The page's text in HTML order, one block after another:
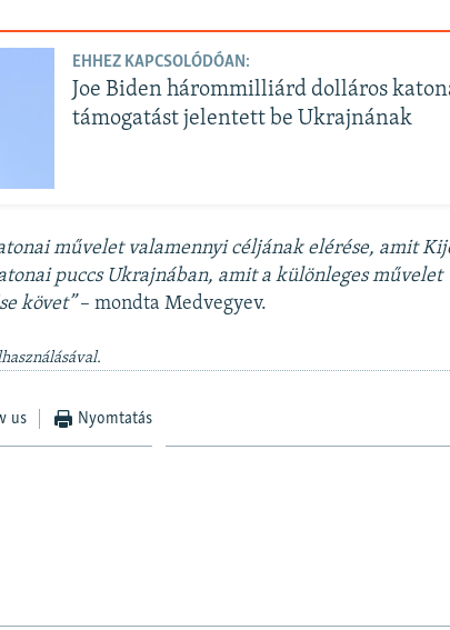
EHHEZ KAPCSOLÓDÓAN:
Joe Biden hárommilliárd dolláros
támogatást jelentett be Ukrajnának
művelet valamennyi céljának elérése, amit
puccs Ukrajnában, amit a különleges művelet
követ”– mondta Medvegyev.
us Nyomtatás